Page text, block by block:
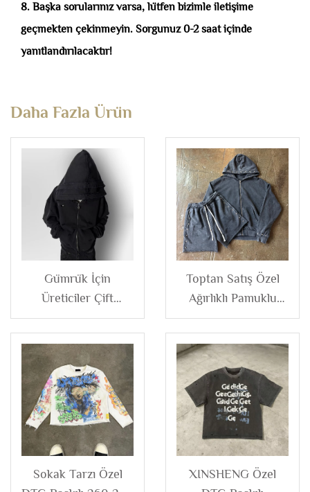
8. Başka sorularınız varsa, lütfen bizimle iletişime
geçmekten çekinmeyin. Sorgunuz 0-2 saat içinde
yanıtlandırılacaktır!
Daha Fazla Ürün
Gümrük İçin
Üreticiler Çift
Katmanlı Kapüşon
Asit Yıkama
Distressed Fermuarlı
Kapüşonlu
Sweatshirt Erkek
Toptan Satış Özel
Ağırlıklı Pamuklu
Fransız Terry
Vintage Taş Asitli
Yıkama Kısaltılmış
Kutu Fermuarlı
Kapüşonlu ve Kısa
Eşofman Takımı
Sokak Tarzı Özel
XINSHENG Özel